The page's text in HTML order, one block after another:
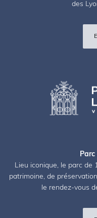
des
Lieu iconique, le parc de
patrimoine, de
le rendez-vous